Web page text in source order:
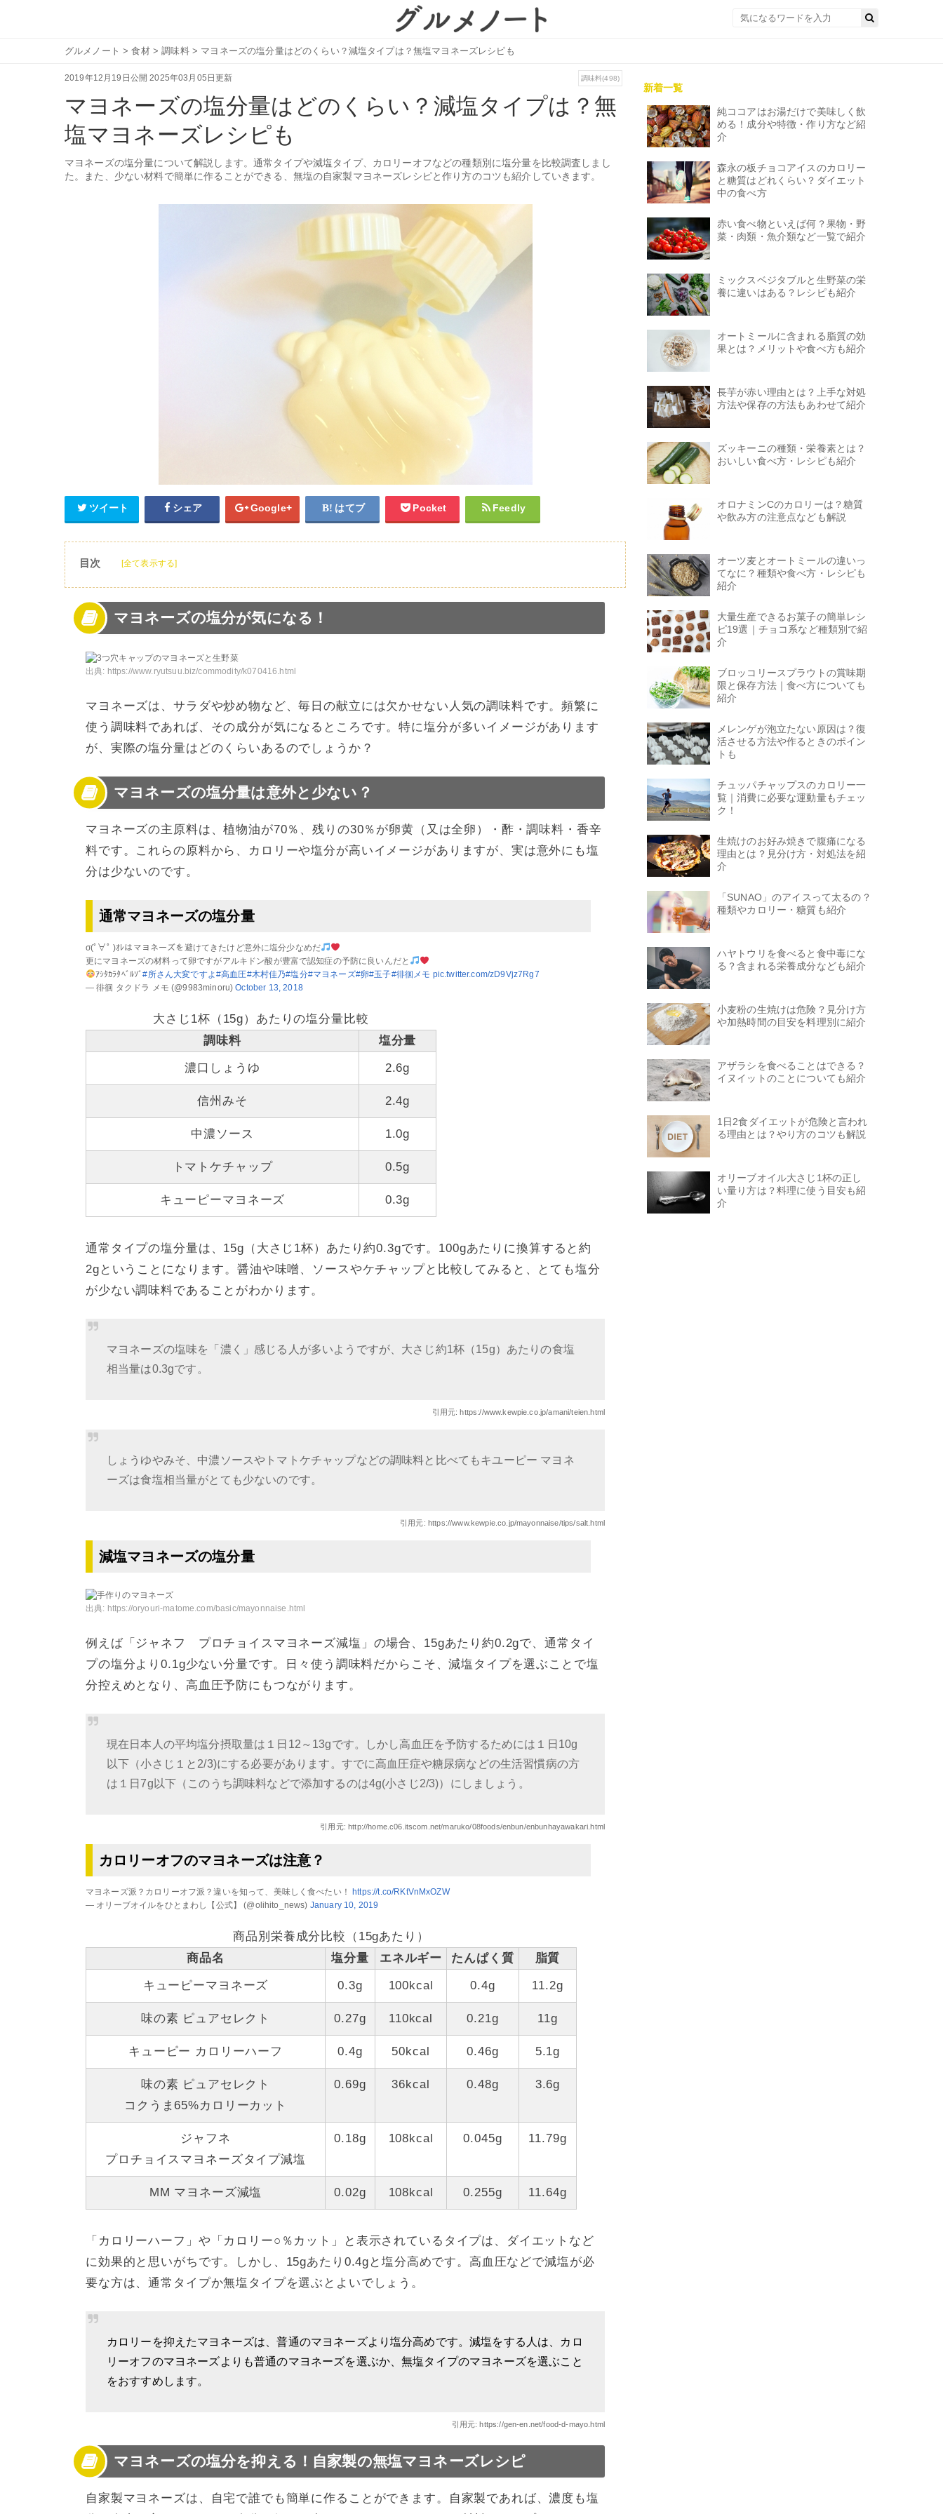
グルメノート >食材 >調味料 > マヨネーズの塩分量はどのくらい？減塩タイプは？無塩マヨネーズレシピも
2019年12月19日公開 2025年03月05日更新 調味料(498)
マヨネーズの塩分量はどのくらい？減塩タイプは？無
塩マヨネーズレシピも
マヨネーズの塩分量について解説します。通常タイプや減塩タイプ、カロリーオフなどの種類別に塩分量を比較調査しまし
た。また、少ない材料で簡単に作ることができる、無塩の自家製マヨネーズレシピと作り方のコツも紹介していきます。
ツイート シェア Google+ はてブ Pocket Feedly
目次 [全て表示する]
3 マヨネーズの塩分を抑える！自家製の無塩マヨネーズレシピ
4 マヨネーズの塩分量まとめ
マヨネーズの塩分が気になる！
出典: https://www.ryutsuu.biz/commodity/k070416.html
マヨネーズは、サラダや炒め物など、毎日の献立には欠かせない人気の調味料です。頻繁に
使う調味料であれば、その成分が気になるところです。特に塩分が多いイメージがあります
が、実際の塩分量はどのくらいあるのでしょうか？
マヨネーズの塩分量は意外と少ない？
マヨネーズの主原料は、植物油が70％、残りの30％が卵黄（又は全卵）・酢・調味料・香辛
料です。これらの原料から、カロリーや塩分が高いイメージがありますが、実は意外にも塩
分は少ないのです。
通常マヨネーズの塩分量
σ(ﾟ∀ﾟ )ｵﾚはマヨネーズを避けてきたけど意外に塩分少なめだ
更にマヨネーズの材料って卵ですがアルキドン酸が豊富で認知症の予防に良いんだと
ｱｼﾀｶﾗﾀﾍﾞﾙｿﾞ#所さん大変ですよ#高血圧#木村佳乃#塩分#マヨネーズ#卵#玉子#徘徊メモ pic.twitter.com/zD9Vjz7Rg7
— 徘徊 タクドラ メモ (@9983minoru)October 13, 2018
大さじ1杯（15g）あたりの塩分量比較
調味料
塩分量
濃口しょうゆ 2.6g
信州みそ 2.4g
中濃ソース 1.0g
トマトケチャップ 0.5g
キューピーマヨネーズ 0.3g
通常タイプの塩分量は、15g（大さじ1杯）あたり約0.3gです。100gあたりに換算すると約
2gということになります。醤油や味噌、ソースやケチャップと比較してみると、とても塩分
が少ない調味料であることがわかります。
マヨネーズの塩味を「濃く」感じる人が多いようですが、大さじ約1杯（15g）あたりの食塩
相当量は0.3gです。
引用元:https://www.kewpie.co.jp/amani/teien.html
しょうゆやみそ、中濃ソースやトマトケチャップなどの調味料と比べてもキユーピー マヨネ
ーズは食塩相当量がとても少ないのです。
引用元: https://www.kewpie.co.jp/mayonnaise/tips/salt.html
減塩マヨネーズの塩分量
出典: https://oryouri-matome.com/basic/mayonnaise.html
例えば「ジャネフ プロチョイスマヨネーズ減塩」の場合、15gあたり約0.2gで、通常タイ
プの塩分より0.1g少ない分量です。日々使う調味料だからこそ、減塩タイプを選ぶことで塩
分控えめとなり、高血圧予防にもつながります。
現在日本人の平均塩分摂取量は１日12～13gです。しかし高血圧を予防するためには１日10g
以下（小さじ１と2/3)にする必要があります。すでに高血圧症や糖尿病などの生活習慣病の方
は１日7g以下（このうち調味料などで添加するのは4g(小さじ2/3)）にしましょう。
引用元:http://home.c06.itscom.net/maruko/08foods/enbun/enbunhayawakari.html
カロリーオフのマヨネーズは注意？
マヨネーズ派？カロリーオフ派？違いを知って、美味しく食べたい！
https://t.co/RKtVnMxOZW
— オリーブオイルをひとまわし【公式】 (@olihito_news) January 10, 2019
商品別栄養成分比較（15gあたり）
商品名
塩分量 エネルギー たんぱく質 脂質
キューピーマヨネーズ 0.3g 100kcal 0.4g 11.2g
味の素 ピュアセレクト 0.27g 110kcal 0.21g 11g
キューピー カロリーハーフ 0.4g 50kcal 0.46g 5.1g
味の素 ピュアセレクト
コクうま65%カロリーカット
0.69g 36kcal 0.48g 3.6g
ジャフネ
プロチョイスマヨネーズタイプ減塩
0.18g 108kcal 0.045g 11.79g
MM マヨネーズ減塩 0.02g 108kcal 0.255g 11.64g
「カロリーハーフ」や「カロリー○％カット」と表示されているタイプは、ダイエットなど
に効果的と思いがちです。しかし、15gあたり0.4gと塩分高めです。高血圧などで減塩が必
要な方は、通常タイプか無塩タイプを選ぶとよいでしょう。
カロリーを抑えたマヨネーズは、普通のマヨネーズより塩分高めです。減塩をする人は、カロ
リーオフのマヨネーズよりも普通のマヨネーズを選ぶか、無塩タイプのマヨネーズを選ぶこと
をおすすめします。
引用元:https://gen-en.net/food-d-mayo.html
マヨネーズの塩分を抑える！自家製の無塩マヨネーズレシピ
自家製マヨネーズは、自宅で誰でも簡単に作ることができます。自家製であれば、濃度も塩
新着一覧
純ココアはお湯だけで美味しく飲
める！成分や特徴・作り方など紹
介
森永の板チョコアイスのカロリー
と糖質はどれくらい？ダイエット
中の食べ方
赤い食べ物といえば何？果物・野
菜・肉類・魚介類など一覧で紹介
ミックスベジタブルと生野菜の栄
養に違いはある？レシピも紹介
オートミールに含まれる脂質の効
果とは？メリットや食べ方も紹介
長芋が赤い理由とは？上手な対処
方法や保存の方法もあわせて紹介
ズッキーニの種類・栄養素とは？
おいしい食べ方・レシピも紹介
オロナミンCのカロリーは？糖質
や飲み方の注意点なども解説
オーツ麦とオートミールの違いっ
てなに？種類や食べ方・レシピも
紹介
大量生産できるお菓子の簡単レシ
ピ19選｜チョコ系など種類別で紹
介
ブロッコリースプラウトの賞味期
限と保存方法｜食べ方についても
紹介
メレンゲが泡立たない原因は？復
活させる方法や作るときのポイン
トも
チュッパチャップスのカロリー一
覧｜消費に必要な運動量もチェッ
ク！
生焼けのお好み焼きで腹痛になる
理由とは？見分け方・対処法を紹
介
「SUNAO」のアイスって太るの？
種類やカロリー・糖質も紹介
ハヤトウリを食べると食中毒にな
る？含まれる栄養成分なども紹介
小麦粉の生焼けは危険？見分け方
や加熱時間の目安を料理別に紹介
アザラシを食べることはできる？
イヌイットのことについても紹介
1日2食ダイエットが危険と言われ
る理由とは？やり方のコツも解説
オリーブオイル大さじ1杯の正し
い量り方は？料理に使う目安も紹
介